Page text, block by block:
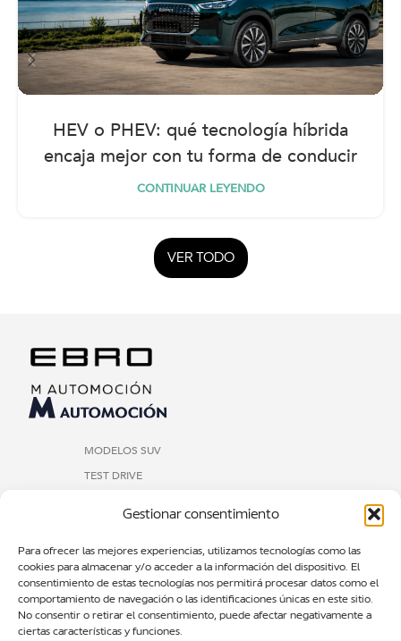
Gestionar consentimiento
Para ofrecer las mejores experiencias, utilizamos tecnologías como las
cookies para almacenar y/o acceder a la información del dispositivo. El
consentimiento de estas tecnologías nos permitirá procesar datos como el
comportamiento de navegación o las identificaciones únicas en este sitio.
No consentir o retirar el consentimiento, puede afectar negativamente a
ciertas características y funciones.
HEV o PHEV: qué tecnología híbrida
encaja mejor con tu forma de conducir
CONTINUAR LEYENDO
VER TODO
MODELOS SUV
TEST DRIVE
CONTACTOS
EBRO M AUTOMOCIÓN BARCELONA
Gran Via de les Corts Catalanes, 484, L’Eixample, 08015